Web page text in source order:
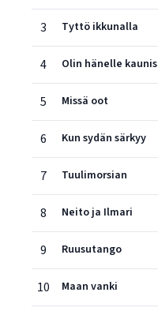
3 Tyttö ikkunalla
4 Olin hänelle kaunis
5 Missä oot
6 Kun sydän särkyy
7 Tuulimorsian
8 Neito ja Ilmari
9 Ruusutango
10 Maan vanki